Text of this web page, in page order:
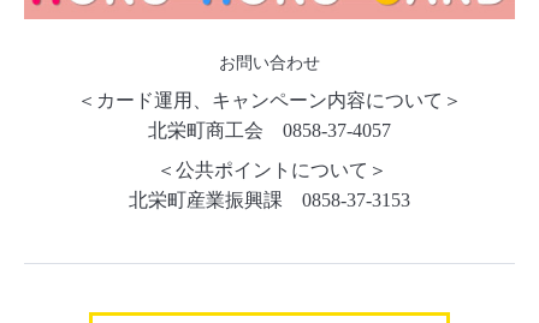
お問い合わせ
＜カード運用、キャンペーン内容について＞
北栄町商工会 0858-37-4057
＜公共ポイントについて＞
北栄町産業振興課 0858-37-3153